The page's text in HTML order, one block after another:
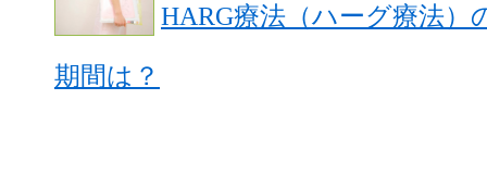
HARG療法（ハーグ療法）
期間は？